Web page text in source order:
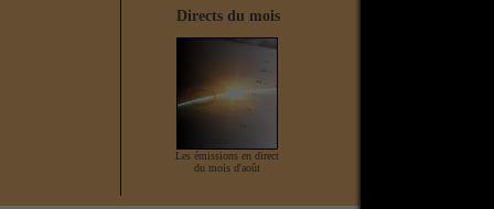
Directs du mois
Les émissions en direct
du mois d'août